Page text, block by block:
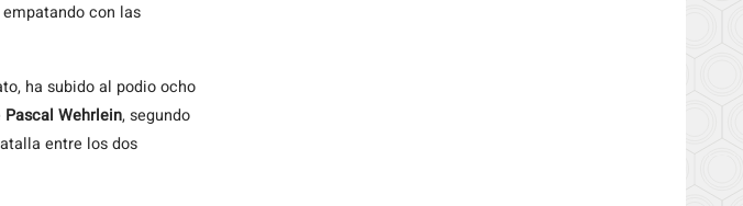
con las
ha subido al podio ocho
Pascal Wehrlein, segundo
entre los dos